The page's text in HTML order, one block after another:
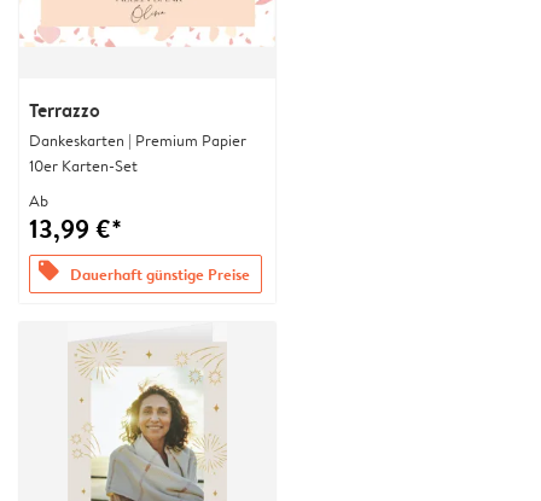
Terrazzo
Dankeskarten | Premium Papier
10er Karten-Set
Ab
13,99 €*
offers Dauerhaft günstige Preise